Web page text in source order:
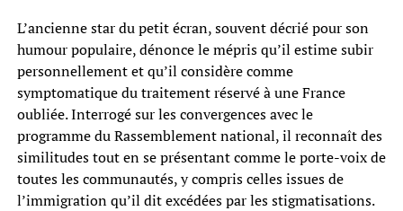
L’ancienne star du petit écran, souvent décrié pour son
humour populaire, dénonce le mépris qu’il estime subir
personnellement et qu’il considère comme
symptomatique du traitement réservé à une France
oubliée. Interrogé sur les convergences avec le
programme du Rassemblement national, il reconnaît des
similitudes tout en se présentant comme le porte-voix de
toutes les communautés, y compris celles issues de
l’immigration qu’il dit excédées par les stigmatisations.